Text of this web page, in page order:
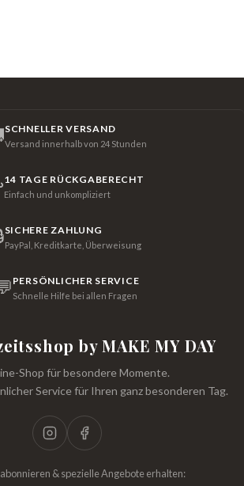
SCHNELLER VERSAND
Versand innerhalb von 24 Stunden
14 TAGE RÜCKGABERECHT
Einfach und unkompliziert
SICHERE ZAHLUNG
PayPal, Kreditkarte, Überweisung
PERSÖNLICHER SERVICE
Schnelle Hilfe bei allen Fragen
by MAKE MY DAY
Shop für besondere Momente.
Service für Ihren ganz besonderen Tag.
& spezielle Angebote erhalten: